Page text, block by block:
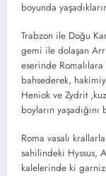
boyunda
Trabzon ile Doğu
gemi ile dolaşan
eserinde Romalılara
bahsederek,
Heniok ve Zydrit
boyların
Roma vasalı
sahilindeki Hyssus,
kalelerinde ki